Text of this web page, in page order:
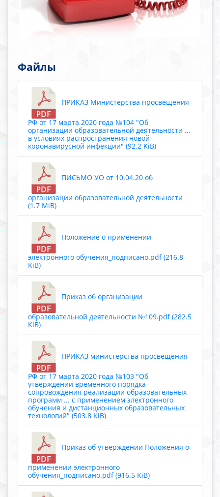
Файлы
ПРИКАЗ Министерства просвещения
РФ от 17 марта 2020 года №104 "Об
организации образовательной деятельности ...
в условиях распространения новой
коронавирусной инфекции" (92.2 KiB)
ПИСЬМО УО от 10.04.20 об
организации образовательной деятельности
(1.7 MiB)
Положение о применении
электронного обучения_подписано.pdf (216.8
KiB)
Приказ об организации
образовательной деятельности №109.pdf (282.5
KiB)
ПРИКАЗ министерства просвещения
РФ от 17 марта 2020 года №103 "Об
утверждении временного порядка
сопровождения реализации образовательных
программ ... с применением электронного
обучения и дистанционных образовательных
технологий" (503.8 KiB)
Приказ об утверждении Положения о
применении электронного
обучения_подписано.pdf (916.5 KiB)